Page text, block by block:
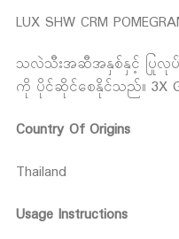
LUX SHW CRM
သလဲသီးအဆီအနှစ်နှင့် ပြုလုပ်ထ
ကို ပိုင်ဆိုင်စေနိုင်သည်။ 3X
Country Of Origins
Thailand
Usage Instructions